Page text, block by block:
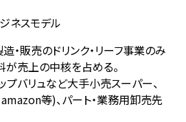
ネスモデル
・販売のドリンク・リーフ事業のみ
が売上の中核を占める。
プバリュなど大手小売スーパー、
等)、パート・業務用卸売先